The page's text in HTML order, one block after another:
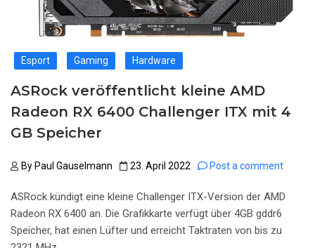
Esport Gaming Hardware
ASRock veröffentlicht kleine AMD
Radeon RX 6400 Challenger ITX mit 4
GB Speicher
By Paul Gauselmann 23. April 2022 Post a comment
ASRock kündigt eine kleine Challenger ITX-Version der AMD
Radeon RX 6400 an. Die Grafikkarte verfügt über 4GB gddr6
Speicher, hat einen Lüfter und erreicht Taktraten von bis zu